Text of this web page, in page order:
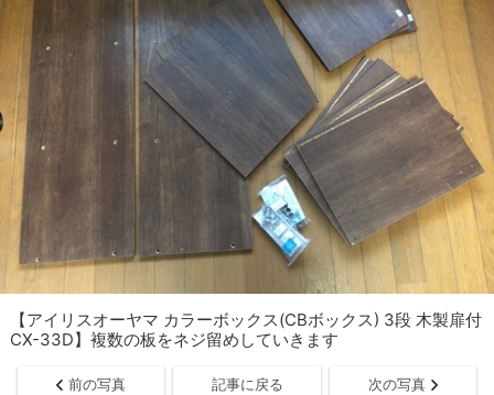
【アイリスオーヤマ カラーボックス(CBボックス) 3段 木製扉付
CX-33D】複数の板をネジ留めしていきます
前の写真 記事に戻る 次の写真